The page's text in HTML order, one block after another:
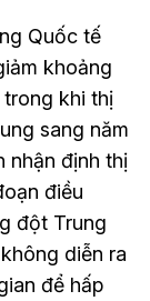
Quốc tế
khoảng
trong khi thị
sang năm
nhận định thị
điều
đột Trung
diễn ra
để hấp